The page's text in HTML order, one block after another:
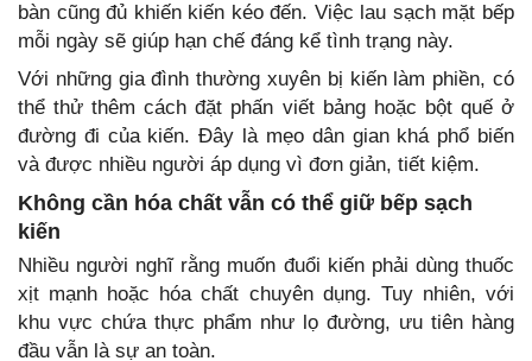
bàn cũng đủ khiến kiến kéo đến. Việc lau sạch mặt bếp
mỗi ngày sẽ giúp hạn chế đáng kể tình trạng này.
Với những gia đình thường xuyên bị kiến làm phiền, có
thể thử thêm cách đặt phấn viết bảng hoặc bột quế ở
đường đi của kiến. Đây là mẹo dân gian khá phổ biến
và được nhiều người áp dụng vì đơn giản, tiết kiệm.
Không cần hóa chất vẫn có thể giữ bếp sạch
kiến
Nhiều người nghĩ rằng muốn đuổi kiến phải dùng thuốc
xịt mạnh hoặc hóa chất chuyên dụng. Tuy nhiên, với
khu vực chứa thực phẩm như lọ đường, ưu tiên hàng
đầu vẫn là sự an toàn.